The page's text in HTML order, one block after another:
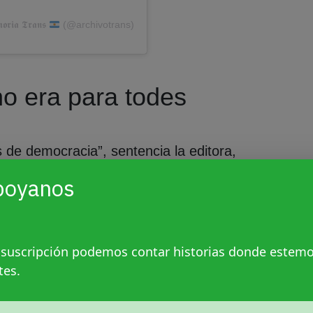
podemos contar historias donde
𝕿𝖗𝖆𝖓𝖘 (@archivotrans)
era para todes
democracia”, sentencia la editora,
María Belén Correa, fundadora del
en 2012, a partir de la
deja de perseguirnos y nos reconoce la
de la identidad es tan fuerte”,
las
Abuelas de Plaza de Mayo
la última dictadura cívico militar (1976-